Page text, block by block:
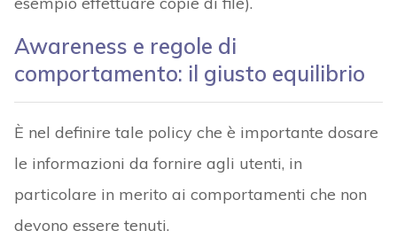
Awareness e regole di
comportamento: il giusto equilibrio
È nel definire tale policy che è importante dosare
le informazioni da fornire agli utenti, in
particolare in merito ai comportamenti che non
devono essere tenuti.